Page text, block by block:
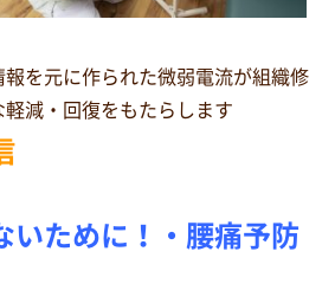
報を元に作られた微弱電流が組織修
減・回復をもたらします
いために！・腰痛予防